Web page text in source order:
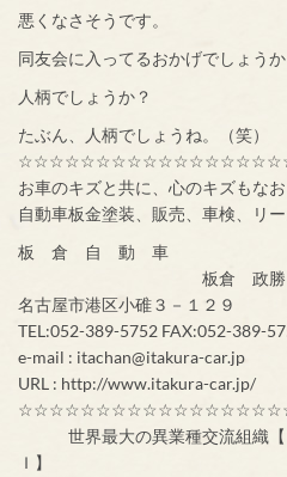
悪くなさそうです。
同友会に入ってるおかげでしょうか
人柄でしょうか？
たぶん、人柄でしょうね。（笑）
お車のキズと共に、心のキズもな
自動車板金塗装、販売、車検、リ
板 倉 自 動 車
板倉 政勝
名古屋市港区小碓３－１２９
TEL:052-389-5752 FAX:052-389-
e-mail : itachan@itakura-car.jp
URL : http://www.itakura-car.jp/
世界最大の異業種交流組織【
Ｉ